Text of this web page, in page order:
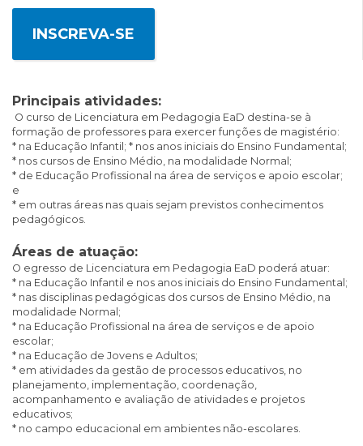
INSCREVA-SE
Principais atividades:
O curso de Licenciatura em Pedagogia EaD destina-se à
formação de professores para exercer funções de magistério:
* na Educação Infantil; * nos anos iniciais do Ensino Fundamental;
* nos cursos de Ensino Médio, na modalidade Normal;
* de Educação Profissional na área de serviços e apoio escolar;
e
* em outras áreas nas quais sejam previstos conhecimentos
pedagógicos.
Áreas de atuação:
O egresso de Licenciatura em Pedagogia EaD poderá atuar:
* na Educação Infantil e nos anos iniciais do Ensino Fundamental;
* nas disciplinas pedagógicas dos cursos de Ensino Médio, na
modalidade Normal;
* na Educação Profissional na área de serviços e de apoio
escolar;
* na Educação de Jovens e Adultos;
* em atividades da gestão de processos educativos, no
planejamento, implementação, coordenação,
acompanhamento e avaliação de atividades e projetos
educativos;
* no campo educacional em ambientes não-escolares.